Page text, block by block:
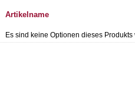
Artikelname
Es sind keine Optionen dieses Produkts